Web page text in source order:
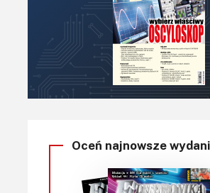
Oceń najnowsze